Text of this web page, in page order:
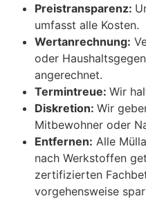
Preistransparenz:
umfasst alle Kosten.
Wertanrechnung:
oder
angerechnet.
Termintreue: Wir
Diskretion: Wir
Mitbewohner oder
Entfernen: Alle
nach Werkstoffen
zertifizierten
vorgehensweise